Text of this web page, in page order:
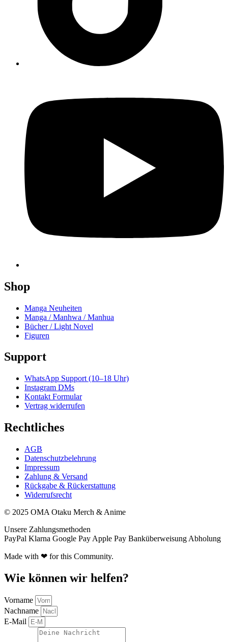
Shop
Manga Neuheiten
Manga / Manhwa / Manhua
Bücher / Light Novel
Figuren
Support
WhatsApp Support (10–18 Uhr)
Instagram DMs
Kontakt Formular
Vertrag widerrufen
Rechtliches
AGB
Datenschutzbelehrung
Impressum
Zahlung & Versand
Rückgabe & Rückerstattung
Widerrufsrecht
© 2025 OMA Otaku Merch & Anime
Unsere Zahlungsmethoden
PayPal Klarna Google Pay Apple Pay Banküberweisung Abholung
Made with ❤ for this Community.
Wie können wir helfen?
Vorname
Nachname
E-Mail